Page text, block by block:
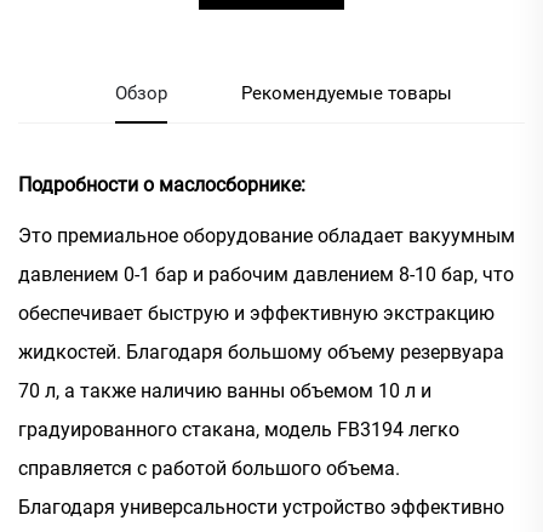
Обзор Рекомендуемые товары
Подробности о маслосборнике:
Это премиальное оборудование обладает вакуумным
давлением 0-1 бар и рабочим давлением 8-10 бар, что
обеспечивает быструю и эффективную экстракцию
жидкостей. Благодаря большому объему резервуара
70 л, а также наличию ванны объемом 10 л и
градуированного стакана, модель FB3194 легко
справляется с работой большого объема.
Благодаря универсальности устройство эффективно